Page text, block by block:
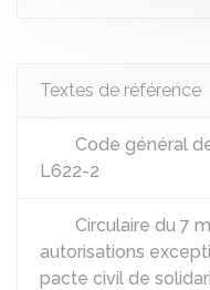
Textes de référence
Code général
L622-2
Circulaire du 7
autorisations
pacte civil de